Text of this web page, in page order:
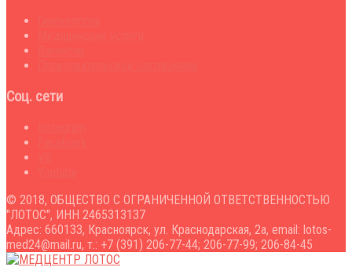
Соц. сети
© 2018, ОБЩЕСТВО С ОГРАНИЧЕННОЙ ОТВЕТСТВЕННОСТЬЮ
"ЛОТОС", ИНН 2465313137
Адрес: 660133, Красноярск, ул. Краснодарская, 2а, email: lotos-
med24@mail.ru, т.: +7 (391) 206-77-44; 206-77-99; 206-84-45